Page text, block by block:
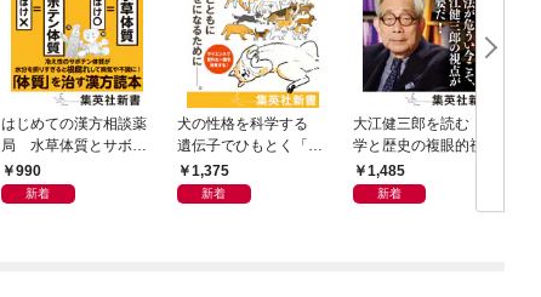
はじめての漢方相談薬
局 水草体質とサボテ
ン体質
990
新着
犬の性格を科学する
遺伝子でひもとく「最
良の友」の進化
1,375
新着
大江健三郎を読む 文
学と歴史の複眼的視点
から1,485
新着